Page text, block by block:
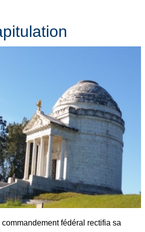
fédéral rectifia sa